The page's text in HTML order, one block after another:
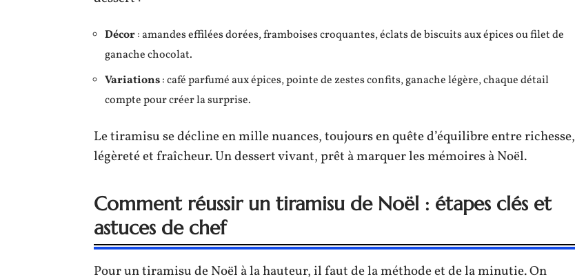
Décor: amandes effilées dorées, framboises croquantes, éclats de biscuits aux épices ou filet de
ganache chocolat.
Variations: café parfumé aux épices, pointe de zestes confits, ganache légère, chaque détail
compte pour créer la surprise.
Le tiramisu se décline en mille nuances, toujours en quête d’équilibre entre richesse,
légèreté et fraîcheur. Un dessert vivant, prêt à marquer les mémoires à Noël.
Comment réussir un tiramisu de Noël : étapes clés et
astuces de chef
Pour un tiramisu de Noël à la hauteur, il faut de la méthode et de la minutie. On